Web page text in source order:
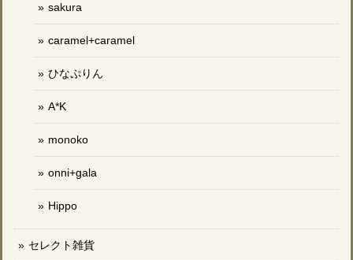
sakura
caramel+caramel
ひなぷりん
A*K
monoko
onni+gala
Hippo
セレクト雑貨